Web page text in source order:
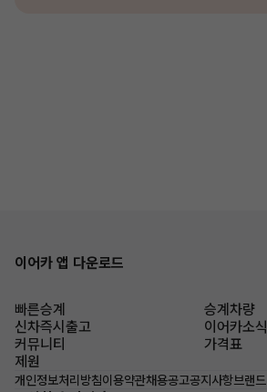
이어카 앱 다운로드
빠른승계
승계차량
신차즉시출고
이어카소식
커뮤니티
가격표
제원
개인정보처리방침이용약관채용공고공지사항브랜드